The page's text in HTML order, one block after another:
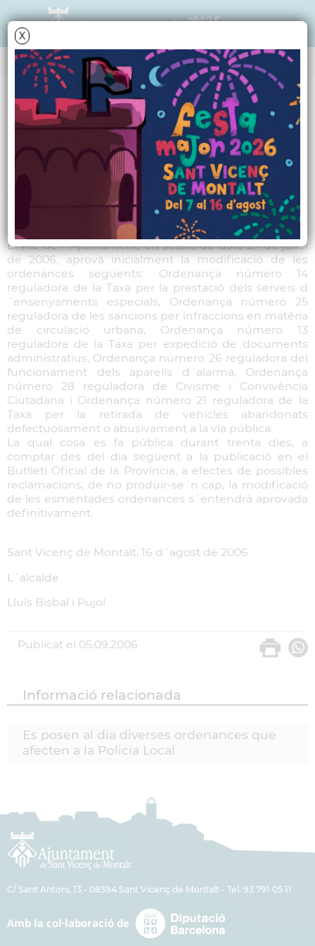
X
NOTÍCIES - ACTUALITAT
Modificació inicial de
les Ordenances 14, 25,
13, 26, 28 i 21
El Ple de l´Ajuntament, en sessió de data 27 de juliol
de 2006, aprovà inicialment la modificació de les
ordenances següents: Ordenança número 14
reguladora de la Taxa per la prestació dels serveis d
´ensenyaments especials, Ordenança número 25
reguladora de les sancions per infraccions en matèria
de circulació urbana, Ordenança número 13
reguladora de la Taxa per expedició de documents
administratius, Ordenança número 26 reguladora del
funcionament dels aparells d´alarma, Ordenança
número 28 reguladora de Civisme i Convivència
Ciutadana i Ordenança número 21 reguladora de la
Taxa per la retirada de vehicles abandonats
defectuosament o abusivament a la via pública.
La qual cosa es fa pública durant trenta dies, a
comptar des del dia següent a la publicació en el
Butlletí Oficial de la Província, a efectes de possibles
reclamacions, de no produir-se´n cap, la modificació
de les esmentades ordenances s´entendrà aprovada
definitivament.
Sant Vicenç de Montalt, 16 d´agost de 2006
L´alcalde
Lluís Bisbal i Pujol
Publicat el 05.09.2006
Informació relacionada
Es posen al dia diverses ordenances que
afecten a la Policia Local
C/ Sant Antoni, 13 - 08394 Sant Vicenç de Montalt - Tel. 93 791 05 11